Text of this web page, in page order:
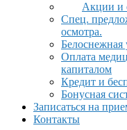
Акции и
Спец.
осмотра.
Белоснежная
Оплата
капиталом
Кредит и
Бонусная
Записаться на
Контакты